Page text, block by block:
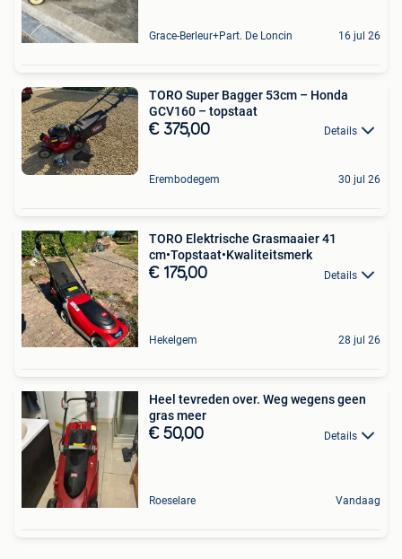
Grace-Berleur+Part. De Loncin 16 jul 26
TORO Super Bagger 53cm – Honda
GCV160 – topstaat
€ 375,00 Details
Erembodegem 30 jul 26
TORO Elektrische Grasmaaier 41
cm•Topstaat•Kwaliteitsmerk
€ 175,00 Details
Hekelgem 28 jul 26
Heel tevreden over. Weg wegens geen
gras meer
€ 50,00 Details
Roeselare Vandaag